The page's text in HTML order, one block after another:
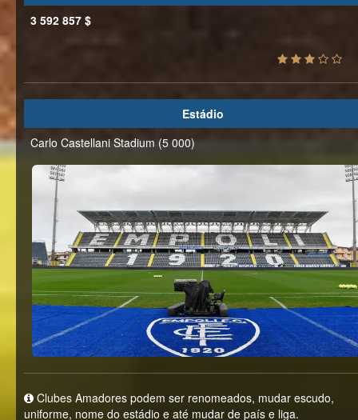
3 592 857 $
Estádio
Carlo Castellani Stadium (5 000)
Clubes Amadores podem ser renomeados, mudar escudo,
uniforme, nome do estádio e até mudar de país e liga.